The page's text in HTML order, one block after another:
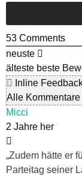
53 Comments
neuste
älteste beste
Inline
Alle
Micci
2 Jahre her
„Zudem hätte er
Parteitag seiner